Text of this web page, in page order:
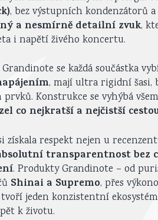
, bez výstupních kondenzátorů
a nesmírně detailní zvuk,
i napětí živého koncertu.
Grandinote se každá součástka
, mají ultra rigidní šasi,
Konstrukce se vyhýbá
co nejkratší a nejčistší
získala respekt nejen u
transparentnost bez
. Produkty Grandinote – od
Shinai a Supremo, přes
jeden konzistentní
k životu.